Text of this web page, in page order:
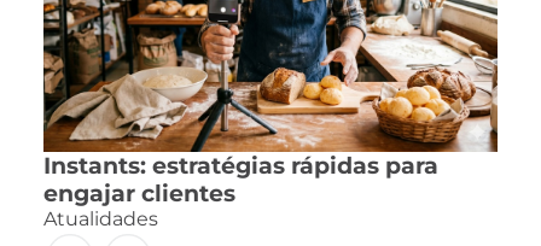
Instants: estratégias rápidas para
engajar clientes
Atualidades